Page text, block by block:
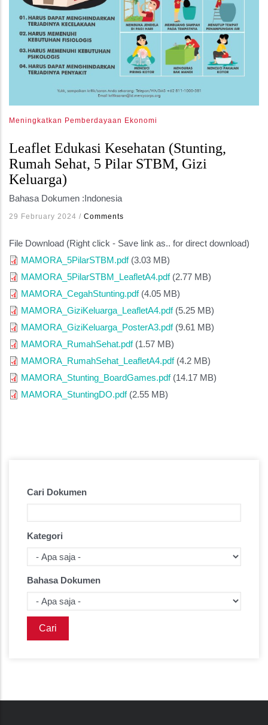
Meningkatkan Pemberdayaan Ekonomi
Leaflet Edukasi Kesehatan (Stunting,
Rumah Sehat, 5 Pilar STBM, Gizi
Keluarga)
Bahasa Dokumen :Indonesia
29 February 2024 / Comments
File Download (Right click - Save link as.. for direct download)
MAMORA_5PilarSTBM.pdf (3.03 MB)
MAMORA_5PilarSTBM_LeafletA4.pdf (2.77 MB)
MAMORA_CegahStunting.pdf (4.05 MB)
MAMORA_GiziKeluarga_LeafletA4.pdf (5.25 MB)
MAMORA_GiziKeluarga_PosterA3.pdf (9.61 MB)
MAMORA_RumahSehat.pdf (1.57 MB)
MAMORA_RumahSehat_LeafletA4.pdf (4.2 MB)
MAMORA_Stunting_BoardGames.pdf (14.17 MB)
MAMORA_StuntingDO.pdf (2.55 MB)
Cari Dokumen
Kategori
Bahasa Dokumen